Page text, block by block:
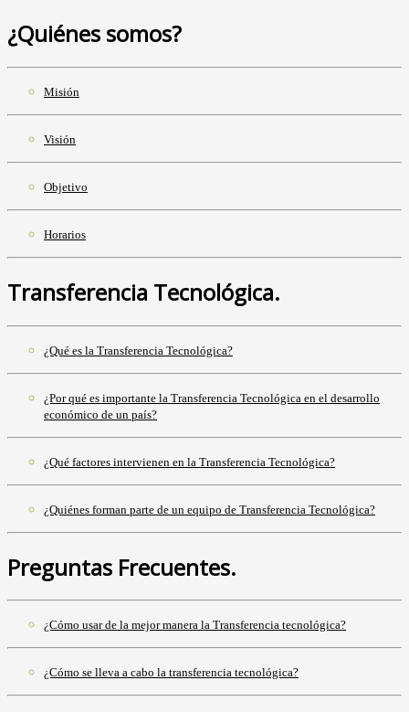
¿Quiénes somos?
Misión
Visión
Objetivo
Horarios
Transferencia Tecnológica.
¿Qué es la Transferencia Tecnológica?
¿Por qué es importante la Transferencia Tecnológica en el desarrollo
económico de un país?
¿Qué factores intervienen en la Transferencia Tecnológica?
¿Quiénes forman parte de un equipo de Transferencia Tecnológica?
Preguntas Frecuentes.
¿Cómo usar de la mejor manera la Transferencia tecnológica?
¿Cómo se lleva a cabo la transferencia tecnológica?